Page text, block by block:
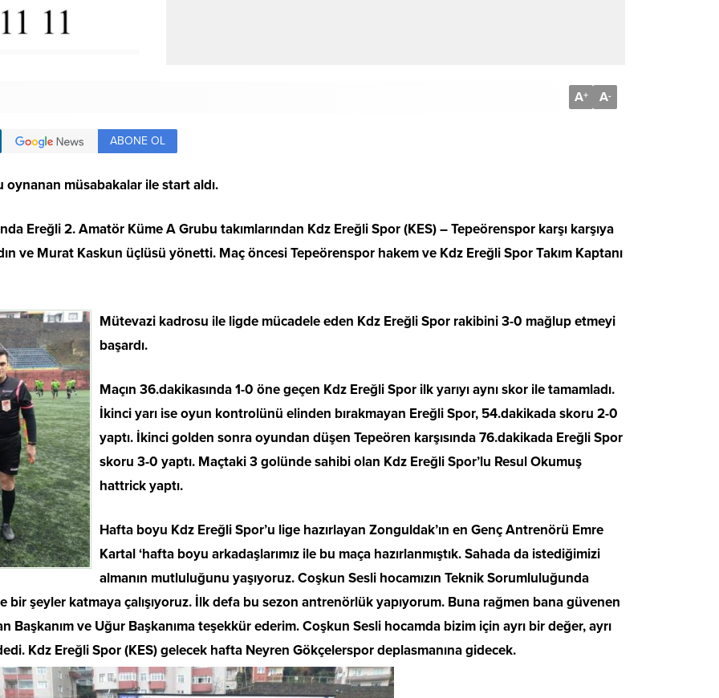
A+ A-
ABONE OL
müsabakalar ile start aldı.
Ereğli 2. Amatör Küme A Grubu takımlarından Kdz Ereğli Spor (KES) – Tepeörenspor karşı karşıya
ve Murat Kaskun üçlüsü yönetti. Maç öncesi Tepeörenspor hakem ve Kdz Ereğli Spor Takım Kaptanı
Mütevazi kadrosu ile ligde mücadele eden Kdz Ereğli Spor rakibini 3-0 mağlup etmeyi
başardı.
Maçın 36.dakikasında 1-0 öne geçen Kdz Ereğli Spor ilk yarıyı aynı skor ile tamamladı.
İkinci yarı ise oyun kontrolünü elinden bırakmayan Ereğli Spor, 54.dakikada skoru 2-0
yaptı. İkinci golden sonra oyundan düşen Tepeören karşısında 76.dakikada Ereğli Spor
skoru 3-0 yaptı. Maçtaki 3 golünde sahibi olan Kdz Ereğli Spor’lu Resul Okumuş
hattrick yaptı.
Hafta boyu Kdz Ereğli Spor’u lige hazırlayan Zonguldak’ın en Genç Antrenörü Emre
Kartal ‘hafta boyu arkadaşlarımız ile bu maça hazırlanmıştık. Sahada da istediğimizi
almanın mutluluğunu yaşıyoruz. Coşkun Sesli hocamızın Teknik Sorumluluğunda
şeyler katmaya çalışıyoruz. İlk defa bu sezon antrenörlük yapıyorum. Buna rağmen bana güvenen
Başkanım ve Uğur Başkanıma teşekkür ederim. Coşkun Sesli hocamda bizim için ayrı bir değer, ayrı
Kdz Ereğli Spor (KES) gelecek hafta Neyren Gökçelerspor deplasmanına gidecek.